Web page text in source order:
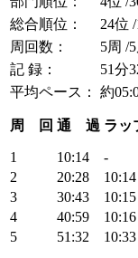
総合順位：
24位
周回数：
5周 /
記 録：
51分
平均ペース：
約
周 回 通 過 ラッ
1
10:14 -
2
20:28 10:14
3
30:43 10:15
4
40:59 10:16
5
51:32 10:33